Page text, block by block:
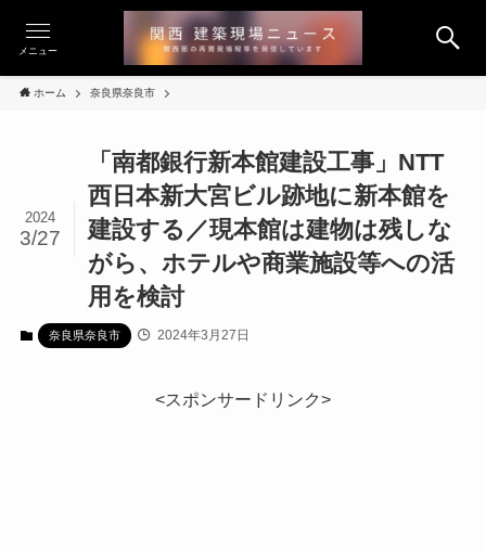
メニュー
ホーム 奈良県奈良市
「南都銀行新本館建設工事」NTT
西日本新大宮ビル跡地に新本館を
建設する／現本館は建物は残しな
がら、ホテルや商業施設等への活
用を検討
2024
3/27
奈良県奈良市 2024年3月27日
<スポンサードリンク>